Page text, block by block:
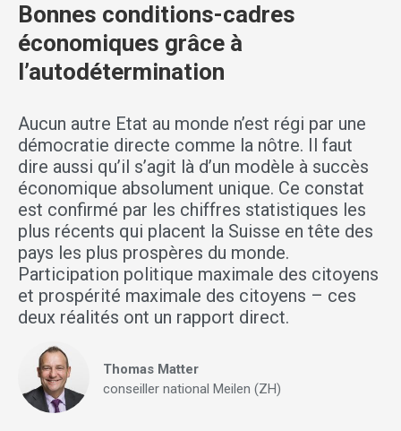
Bonnes conditions-cadres
économiques grâce à
l’autodétermination
Aucun autre Etat au monde n’est régi par une
démocratie directe comme la nôtre. Il faut
dire aussi qu’il s’agit là d’un modèle à succès
économique absolument unique. Ce constat
est confirmé par les chiffres statistiques les
plus récents qui placent la Suisse en tête des
pays les plus prospères du monde.
Participation politique maximale des citoyens
et prospérité maximale des citoyens – ces
deux réalités ont un rapport direct.
Thomas Matter
conseiller national Meilen (ZH)